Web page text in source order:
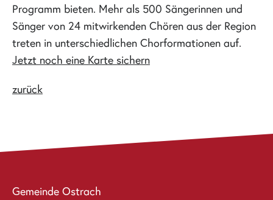
Programm bieten. Mehr als 500 Sängerinnen und
Sänger von 24 mitwirkenden Chören aus der Region
treten in unterschiedlichen Chorformationen auf.
Jetzt noch eine Karte sichern
zurück
Gemeinde Ostrach